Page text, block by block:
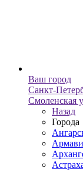
Ваш город
Санкт-
Смоленская
Назад
Города